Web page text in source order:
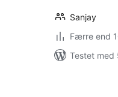
Sanjay
Færre end
Testet med